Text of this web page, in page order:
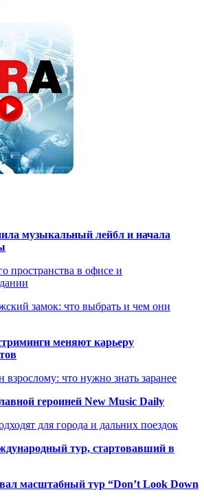
музыкальный лейбл и начала
пространства в офисе и
замок: что выбрать и чем они
меняют карьеру
взрослому: что нужно знать заранее
героиней New Music Daily
для города и дальних поездок
тур, стартовавший в
масштабный тур “Don’t Look Down